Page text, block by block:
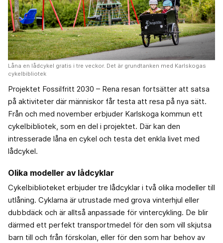
Låna en lådcykel gratis i tre veckor. Det är grundtanken med Karlskogas
cykelbibliotek
Projektet Fossilfritt 2030 – Rena resan fortsätter att satsa
på aktiviteter där människor får testa att resa på nya sätt.
Från och med november erbjuder Karlskoga kommun ett
cykelbibliotek, som en del i projektet. Där kan den
intresserade låna en cykel och testa det enkla livet med
lådcykel.
Olika modeller av lådcyklar
Cykelbiblioteket erbjuder tre lådcyklar i två olika modeller till
utlåning. Cyklarna är utrustade med grova vinterhjul eller
dubbdäck och är alltså anpassade för vintercykling. De blir
därmed ett perfekt transportmedel för den som vill skjutsa
barn till och från förskolan, eller för den som har behov av